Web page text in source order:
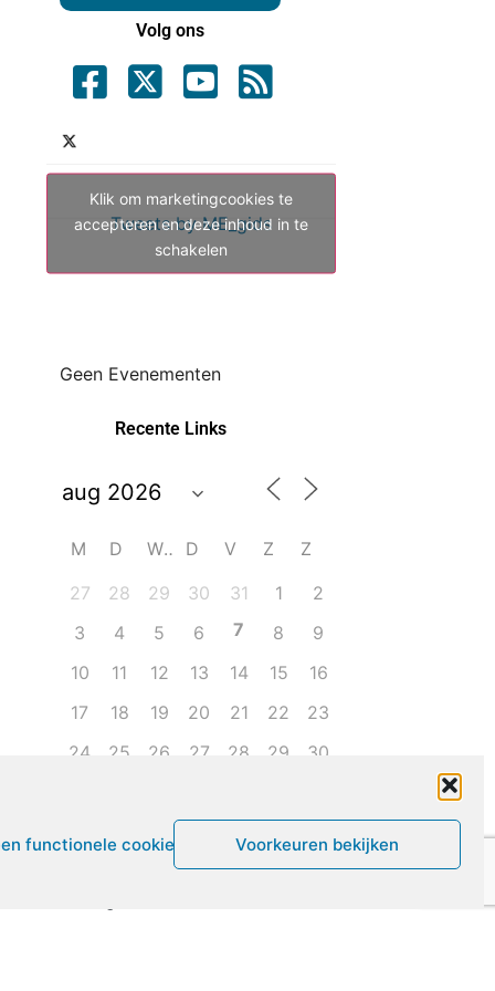
functionele cookies Voorkeuren bekijken
Volg ons
Tweets by ME_gids
Klik om marketingcookies te
accepteren en deze inhoud in te
schakelen
Geen Evenementen
Recente Links
M D W D V Z
Z
27
28 29 30 31 1
2
3
4 5 6 7 8
9
10
11 12 13 14 15
16
17
18 19 20 21 22
23
24
25 26 27 28 29
30
Leven met ME/CVS en POTS